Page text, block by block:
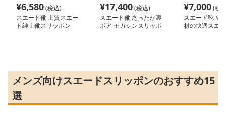
¥6,580(税込)
スエード靴 上質スエー
ド紳士靴スリッポン
¥17,400(税込)
スエード靴 あったか裏
ボア モカシンスリッポ
¥7,000(税
スエード靴 や
材の快適スエ
メンズ向けスエードスリッポンのおすすめ15
選